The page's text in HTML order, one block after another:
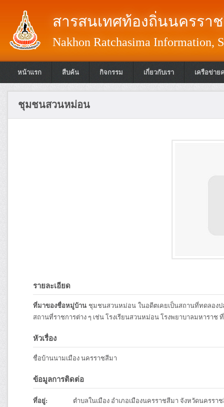
สารสนเทศท้องถิ่นนครรา
Nakhon Ratchasima Information,
หน้าแรก สืบค้น กิจกรรม เกี่ยวกับเรา เครือข่าย
ชุมชนสวนหม่อน
รายละเอียด
ที่มาของชื่อหมู่บ้าน ชุมชนสวนหม่อน ในอดีตเคยเป็นสถานที่ทดลอง
สถานที่ราชการต่าง ๆ เช่น โรงเรียนสวนหม่อน โรงพยาบาลมหาราช
หัวเรื่อง
ชื่อบ้านนามเมือง นครราชสีมา
ข้อมูลการติดต่อ
ที่อยู่: ตำบลในเมือง อำเภอเมืองนครราชสีมา จังหวัดนครรา